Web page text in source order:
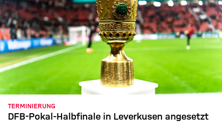
TERMINIERUNG
DFB-Pokal-Halbfinale in Leverkusen angesetzt